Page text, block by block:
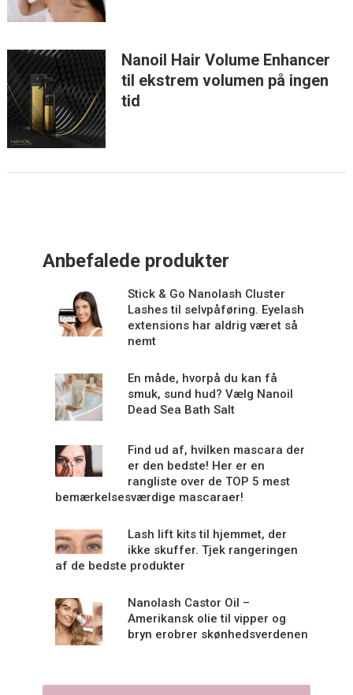
Nanoil Hair Volume Enhancer
til ekstrem volumen på ingen
tid
Anbefalede produkter
Stick & Go Nanolash Cluster
Lashes til selvpåføring. Eyelash
extensions har aldrig været så
nemt
En måde, hvorpå du kan få
smuk, sund hud? Vælg Nanoil
Dead Sea Bath Salt
Find ud af, hvilken mascara der
er den bedste! Her er en
rangliste over de TOP 5 mest
bemærkelsesværdige mascaraer!
Lash lift kits til hjemmet, der
ikke skuffer. Tjek rangeringen
af de bedste produkter
Nanolash Castor Oil –
Amerikansk olie til vipper og
bryn erobrer skønhedsverdenen